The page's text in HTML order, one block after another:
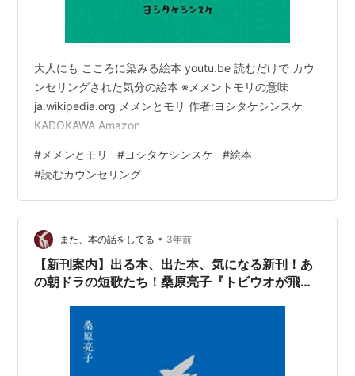
大人にも こころに染みる絵本 youtu.be 読むだけで カウ
ンセリングされた気分の絵本 ※メメントモリの意味
ja.wikipedia.org メメンとモリ 作者:ヨシタケシンスケ
KADOKAWA Amazon
# メメンとモリ #ヨシタケシンスケ #絵本
#読むカウンセリング
また、本の話をしてる • 3年前
【新刊案内】出る本、出た本、気になる新刊！あ
の朝ドラの短歌たち！桑原亮子『トビウオが飛ぶ
シンスケ 「メメンとモリ」も気になる！
（2023.5/5-6/1週）